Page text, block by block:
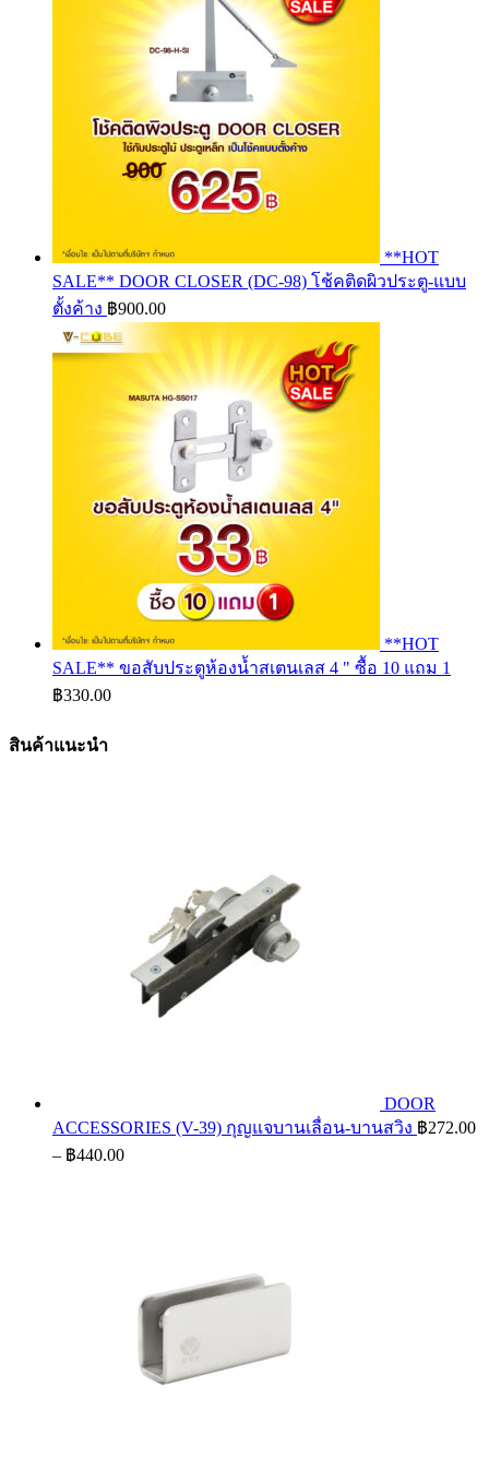
**HOT
SALE** DOOR CLOSER (DC-98) โช้คติดผิวประตู-แบบ
ตั้งค้าง ฿900.00
**HOT
SALE** ขอสับประตูห้องน้ำสเตนเลส 4 " ซื้อ 10 แถม 1
฿330.00
สินค้าแนะนำ
DOOR
ACCESSORIES (V-39) กุญแจบานเลื่อน-บานสวิง ฿272.00
– ฿440.00Price